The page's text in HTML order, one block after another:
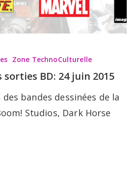
Zone TechnoCulturelle
BD: 24 juin 2015
bandes dessinées de la
Studios, Dark Horse